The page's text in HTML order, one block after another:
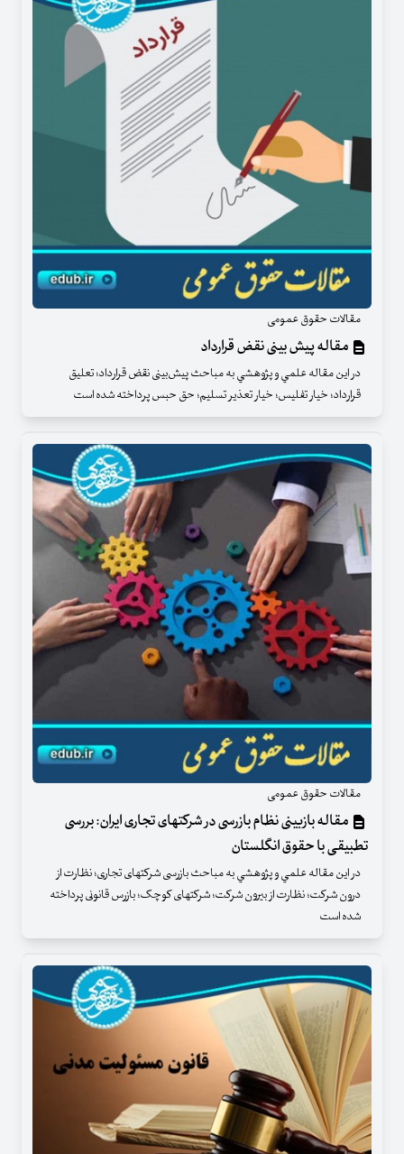
مقالات حقوق عمومی
مقاله پیش‌ بینی نقض قرارداد
در اين مقاله علمي و پژوهشي به مباحث پیش‌بینی نقض قرارداد؛ تعلیق
قرارداد؛ خیار تفلیس؛ خیار تعذیر تسلیم؛ حق حبس پرداخته شده است
مقالات حقوق عمومی
مقاله بازبینی نظام بازرسی در شرکتهای تجاری ایران: بررسی
تطبیقی با حقوق انگلستان
در اين مقاله علمي و پژوهشي به مباحث بازرسی شرکتهای تجاری؛ نظارت از
درون شرکت؛ نظارت از بیرون شرکت؛ شرکتهای کوچک؛ بازرس قانونی پرداخته
شده است